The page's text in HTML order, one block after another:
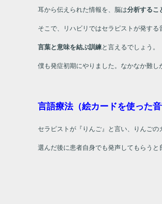
耳から伝えられた情報を、脳は分析するこ
そこで、リハビリではセラピストが発する
言葉と意味を結ぶ訓練と言えるでしょう。
僕も発症初期にやりました。なかなか難し
言語療法（絵カードを使った
セラピストが『りんご』と言い、りんごの
選んだ後に患者自身でも発声してもらうと